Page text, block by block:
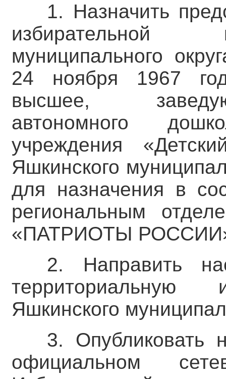
1. Назначить
избирательной
муниципального
24 ноября 1967
высшее,
автономного
учреждения
Яшкинского
для назначения в
региональным
«ПАТРИОТЫ
2. Направить
территориальную
Яшкинского
3. Опубликовать
официальном